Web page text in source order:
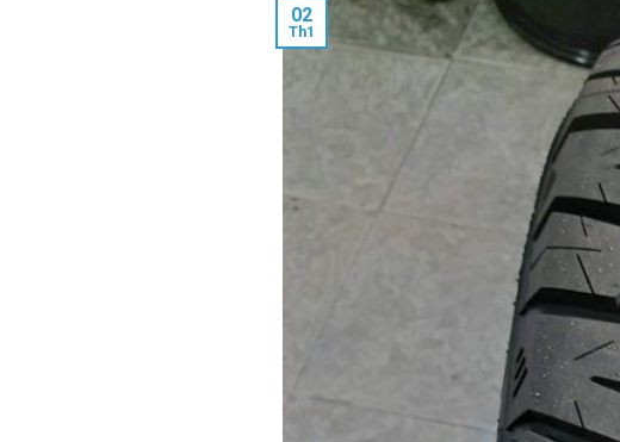
02
Th1